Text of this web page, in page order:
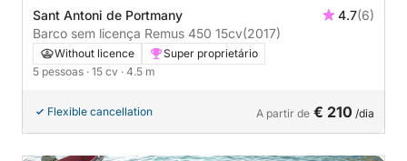
Sant Antoni de Portmany 4.7(6)
Barco sem licença Remus 450 15cv(2017)
Without licence
Super proprietário
5 pessoas · 15 cv · 4.5 m
Flexible cancellation A partir de € 210 /dia